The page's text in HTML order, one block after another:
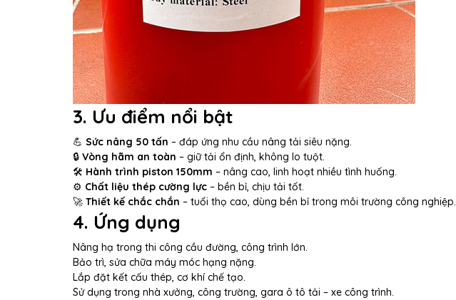
3. Ưu điểm nổi bật
💪 Sức nâng 50 tấn – đáp ứng nhu cầu nâng tải siêu nặng.
🔒 Vòng hãm an toàn – giữ tải ổn định, không lo tuột.
🛠️ Hành trình piston 150mm – nâng cao, linh hoạt nhiều tình huống.
⚙️ Chất liệu thép cường lực – bền bỉ, chịu tải tốt.
🚀 Thiết kế chắc chắn – tuổi thọ cao, dùng bền bỉ trong môi trường công nghiệp.
4. Ứng dụng
Nâng hạ trong thi công cầu đường, công trình lớn.
Bảo trì, sửa chữa máy móc hạng nặng.
Lắp đặt kết cấu thép, cơ khí chế tạo.
Sử dụng trong nhà xưởng, công trường, gara ô tô tải – xe công trình.